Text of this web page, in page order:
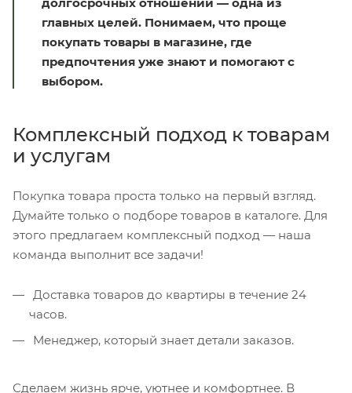
главных целей. Понимаем, что проще
покупать товары в магазине, где
предпочтения уже знают и помогают с
выбором.
Комплексный подход к товарам
и услугам
Покупка товара проста только на первый взгляд.
Думайте только о подборе товаров в каталоге. Для
этого предлагаем комплексный подход — наша
команда выполнит все задачи!
Доставка товаров до квартиры в течение 24
часов.
Менеджер, который знает детали заказов.
Сделаем жизнь ярче, уютнее и комфортнее. В